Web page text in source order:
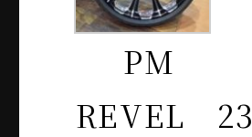
PM
REVEL 23